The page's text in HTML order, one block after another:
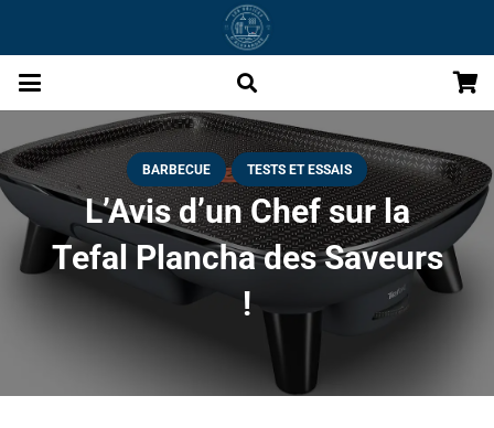
BARBECUE TESTS ET ESSAIS
L’Avis d’un Chef sur la
Tefal Plancha des Saveurs
!